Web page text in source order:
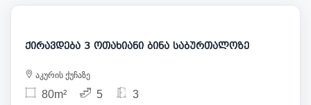
1 100
ქირავდება 3 ოთახიანი ბინა საბურთალოზე
აკურის ქუჩაზე
80m² 5 3